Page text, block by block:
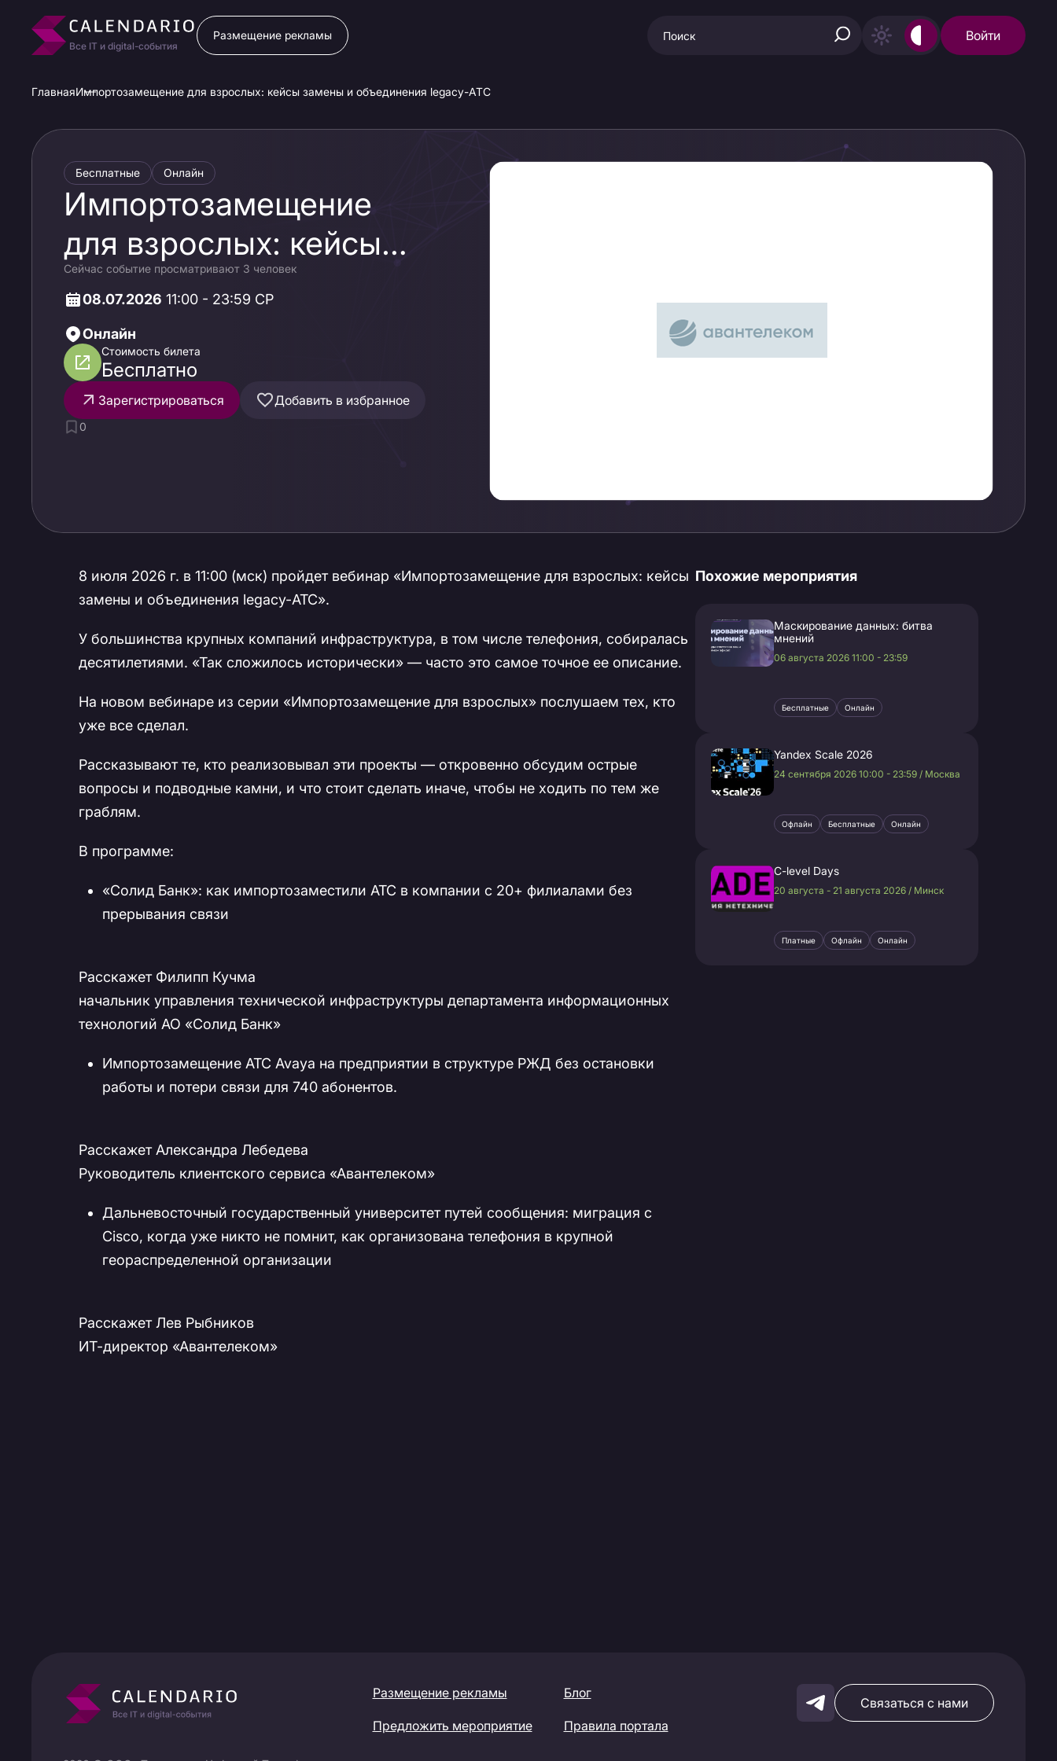
Все IT и digital-события
Размещение рекламы Войти
ГлавнаяИмпортозамещение для взрослых: кейсы замены и объединения legacy-АТС
Бесплатные Онлайн
Импортозамещение
для взрослых: кейсы
замены и объединения
legacy-АТС
Сейчас событие просматривают 3 человек
08.07.2026 11:00 - 23:59 СР
Онлайн
Стоимость билета
Бесплатно
Зарегистрироваться Добавить в избранное
0
8 июля 2026 г. в 11:00 (мск) пройдет вебинар «Импортозамещение для взрослых: кейсы
замены и объединения legacy-АТС».
У большинства крупных компаний инфраструктура, в том числе телефония, собиралась
десятилетиями. «Так сложилось исторически» — часто это самое точное ее описание.
На новом вебинаре из серии «Импортозамещение для взрослых» послушаем тех, кто
уже все сделал.
Рассказывают те, кто реализовывал эти проекты — откровенно обсудим острые
вопросы и подводные камни, и что стоит сделать иначе, чтобы не ходить по тем же
граблям.
В программе:
«Солид Банк»: как импортозаместили АТС в компании с 20+ филиалами без
прерывания связи
Расскажет Филипп Кучма
начальник управления технической инфраструктуры департамента информационных
технологий АО «Солид Банк»
Импортозамещение АТС Avaya на предприятии в структуре РЖД без остановки
работы и потери связи для 740 абонентов.
Расскажет Александра Лебедева
Руководитель клиентского сервиса «Авантелеком»
Дальневосточный государственный университет путей сообщения: миграция с
Сisco, когда уже никто не помнит, как организована телефония в крупной
геораспределенной организации
Расскажет Лев Рыбников
ИТ-директор «Авантелеком»
Похожие мероприятия
Маскирование данных: битва
мнений
06 августа 2026 11:00 - 23:59
Бесплатные Онлайн
Yandex Scale 2026
24 сентября 2026 10:00 - 23:59 / Москва
Офлайн Бесплатные Онлайн
C-level Days
20 августа - 21 августа 2026 / Минск
Платные Офлайн Онлайн
Размещение рекламы Блог
Предложить мероприятие Правила портала
Связаться с нами